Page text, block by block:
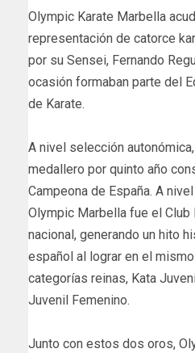
Olympic Karate Marbella
representación de catorce
por su Sensei, Fernando
ocasión formaban parte del
de Karate.
A nivel selección
medallero por quinto año
Campeona de España. A
Olympic Marbella fue el Club
nacional, generando un hito
español al lograr en el
categorías reinas, Kata
Juvenil Femenino.
Junto con estos dos oros,